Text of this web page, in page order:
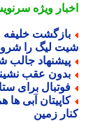
ویژهسرنویس
خلیفه
لیگ را شروع
جالب
عقب نشینی:
برای ستاره
آبی ها
زمین